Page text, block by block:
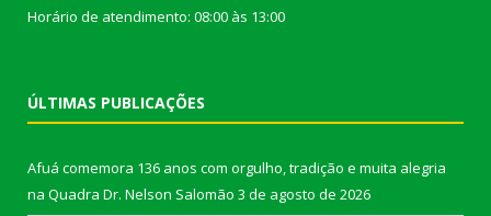
Horário de atendimento: 08:00 às 13:00
ÚLTIMAS PUBLICAÇÕES
Afuá comemora 136 anos com orgulho, tradição e muita alegria
na Quadra Dr. Nelson Salomão 3 de agosto de 2026